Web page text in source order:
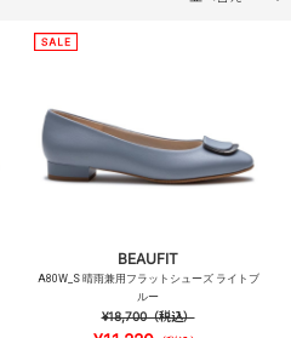
BEAUFIT
A80W_S 晴雨兼用フラットシューズ ライトブ
ルー
¥18,700（税込）